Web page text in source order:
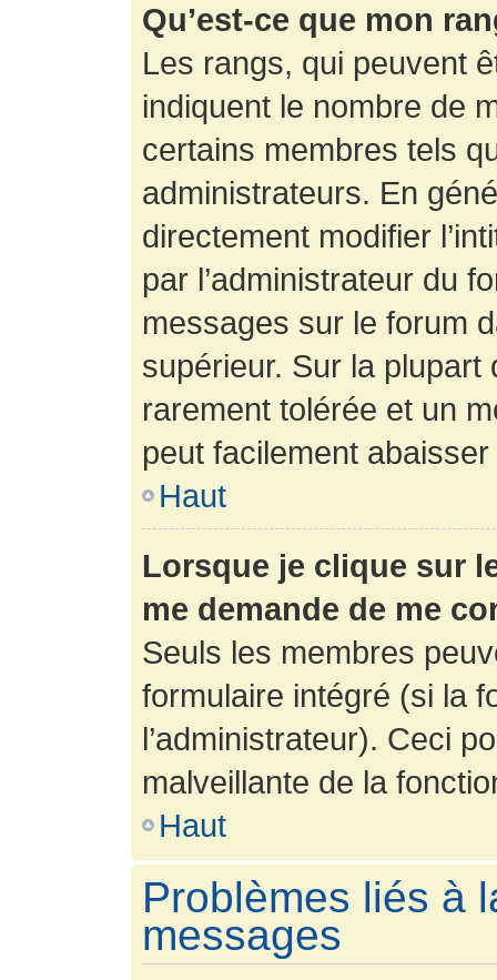
Qu’est-ce que mon
Les rangs, qui peuvent
indiquent le nombre de
certains membres tels
administrateurs. En
directement modifier
par l’administrateur du
messages sur le forum
supérieur. Sur la
rarement tolérée et un
peut facilement
Haut
Lorsque je clique sur
me demande de me
Seuls les membres
formulaire intégré (si la
l’administrateur). Ceci
malveillante de la
Haut
Problèmes liés à
messages